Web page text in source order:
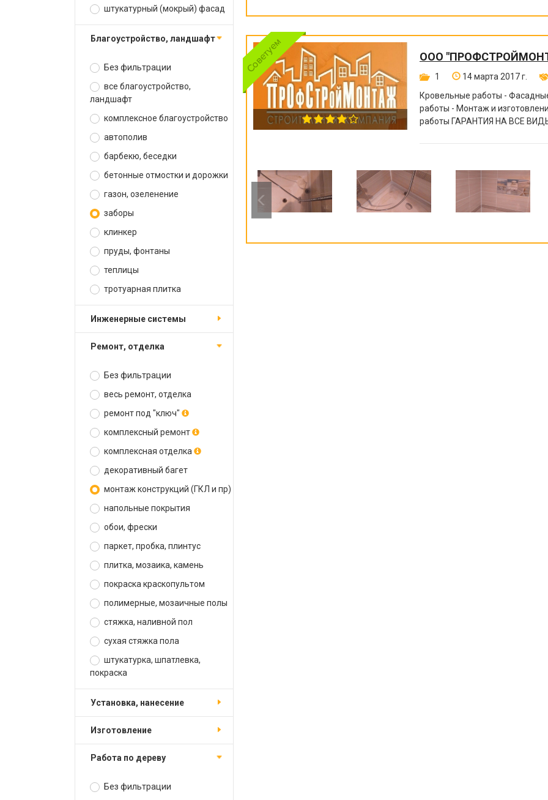
штукатурный (мокрый) фасад
благоустройство, ландшафт
Без фильтрации
все благоустройство,
ландшафт
комплексное благоустройство
автополив
барбекю, беседки
бетонные отмостки и дорожки
газон, озеленение
заборы
клинкер
пруды, фонтаны
теплицы
тротуарная плитка
инженерные системы
ремонт, отделка
Без фильтрации
весь ремонт, отделка
ремонт под "ключ"
комплексный ремонт
комплексная отделка
декоративный багет
монтаж конструкций (ГКЛ и пр)
напольные покрытия
обои, фрески
паркет, пробка, плинтус
плитка, мозаика, камень
покраска краскопультом
полимерные, мозаичные полы
стяжка, наливной пол
сухая стяжка пола
штукатурка, шпатлевка,
покраска
установка, нанесение
изготовление
работа по дереву
Без фильтрации
ООО
1 14 марта 2017 г.
Кровельные работы -
работы - Монтаж и
работы ГАРАНТИЯ НА ВСЕ